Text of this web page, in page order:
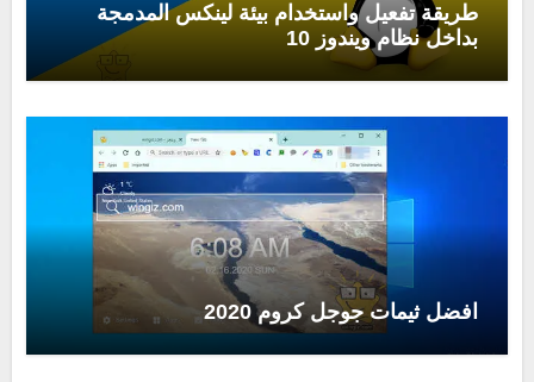
طريقة تفعيل واستخدام بيئة لينكس المدمجة
بداخل نظام ويندوز 10
افضل ثيمات جوجل كروم 2020